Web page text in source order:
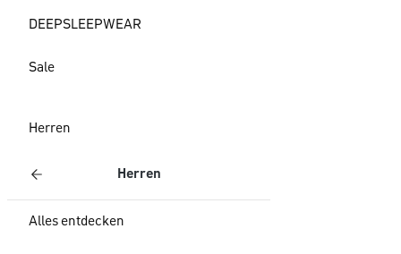
DEEPSLEEPWEAR
Sale
Herren
Herren
Alles entdecken